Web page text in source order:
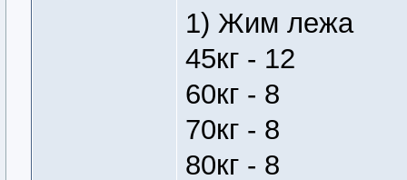
1) Жим лежа
45кг - 12
60кг - 8
70кг - 8
80кг - 8